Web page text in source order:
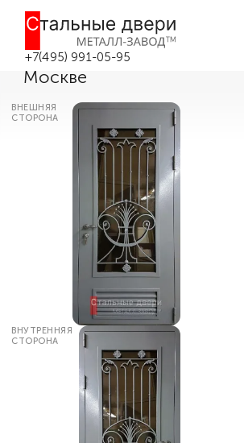
+7(495) 991-05-95
Остеклённая дверь с
вентиляционной
Москве
Главная
ВНЕШНЯЯ
СТОРОНА
ВНУТРЕННЯЯ
СТОРОНА